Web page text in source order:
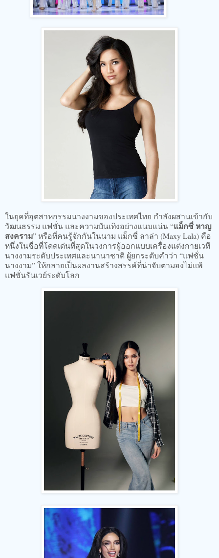
ในยุคที่อุตสาหกรรมนางงามของประเทศไทย กำลังผสานเข้ากับ
วัฒนธรรม แฟชั่น และความบันเทิงอย่างแนบแน่น “แม็กซี่ หาญ
สงคราม” หรือที่คนรู้จักกันในนาม แม็กซี่ ลาล่า (Maxy Lala) คือ
หนึ่งในชื่อที่โดดเด่นที่สุดในวงการผู้ออกแบบเครื่องแต่งกายเวที
นางงามระดับประเทศและนานาชาติ ผู้ยกระดับคำว่า “แฟชั่น
นางงาม” ให้กลายเป็นผลงานสร้างสรรค์ที่น่าจับตามองไม่แพ้
แฟชั่นรันเวย์ระดับโลก